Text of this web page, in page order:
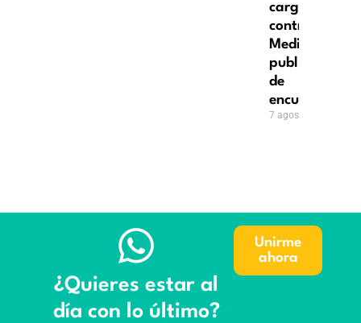
cargos
contra ACD
Media por
publicación
de
encuestas
7 agosto, 2026
¿Quieres estar al
día con lo último?
Unirme
ahora